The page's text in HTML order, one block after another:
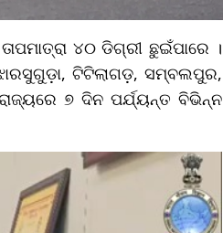
୪୦ ଡିଗ୍ରୀ ଛୁଇଁପାରେ ।
ଟିଟିଲାଗଡ଼, ସମ୍ବଲପୁର,
୭ ଦିନ ପର୍ଯ୍ୟନ୍ତ ବିଭିନ୍ନ